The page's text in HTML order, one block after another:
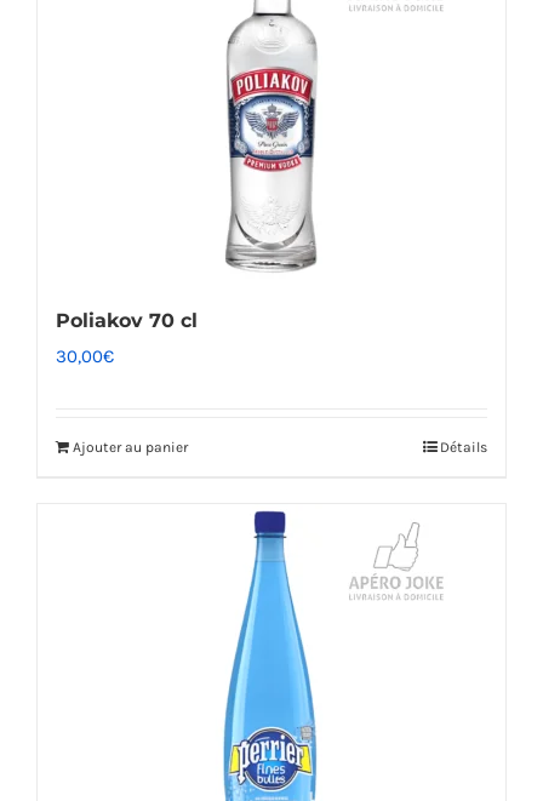
Poliakov 70 cl
30,00€
Ajouter au panier Détails